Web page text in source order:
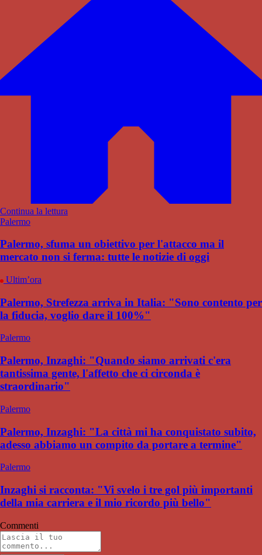
Continua la lettura
Palermo
Palermo, sfuma un obiettivo per l'attacco ma il
mercato non si ferma: tutte le notizie di oggi
Ultim’ora
Palermo, Strefezza arriva in Italia: "Sono contento per
la fiducia, voglio dare il 100%"
Palermo
Palermo, Inzaghi: "Quando siamo arrivati c'era
tantissima gente, l'affetto che ci circonda è
straordinario"
Palermo
Palermo, Inzaghi: "La città mi ha conquistato subito,
adesso abbiamo un compito da portare a termine"
Palermo
Inzaghi si racconta: "Vi svelo i tre gol più importanti
della mia carriera e il mio ricordo più bello"
Commenti